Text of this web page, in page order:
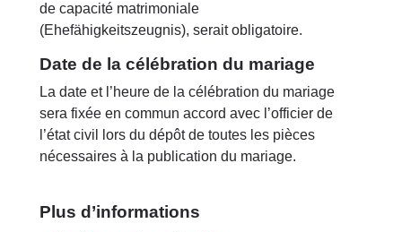
de capacité matrimoniale
(Ehefähigkeitszeugnis), serait obligatoire.
Date de la célébration du mariage
La date et l’heure de la célébration du mariage
sera fixée en commun accord avec l’officier de
l’état civil lors du dépôt de toutes les pièces
nécessaires à la publication du mariage.
Plus d’informations